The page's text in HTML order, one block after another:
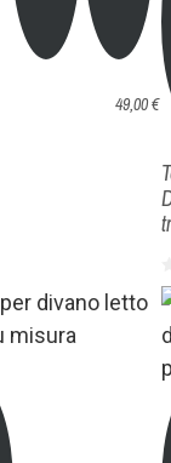
49,00 €